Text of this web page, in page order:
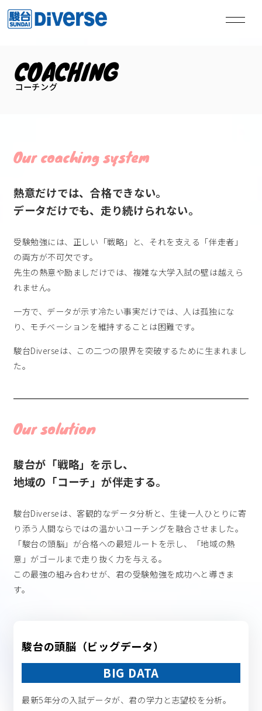
私たちは、
TOP
トップページ
Coaching
コーチング
Access
教室一覧
FAQ
Blog
ブログ
お問い合わせはこちら
検索
COACHING
コーチング
Our coaching system
熱意だけでは、合格できない。
データだけでも、走り続けられない。
受験勉強には、正しい「戦略」と、それを支える「伴走者」
の両方が不可欠です。
先生の熱意や励ましだけでは、複雑な大学入試の壁は越えら
れません。
一方で、データが示す冷たい事実だけでは、人は孤独にな
り、 モチベーションを維持することは困難です。
駿台Diverseは、この二つの限界を突破するために生まれまし
た。
Our solution
駿台が「戦略」を示し、
地域の「コーチ」が伴走する。
駿台Diverseは、客観的なデータ分析と、生徒一人ひとりに寄
り添う人間ならではの温かいコーチングを融合させました。
「駿台の頭脳」が合格への最短ルートを示し、「地域の熱
意」がゴールまで走り抜く力を与える。
この最強の組み合わせが、君の受験勉強を成功へと導きま
す。
駿台の頭脳（ビッグデータ）
BIG DATA
最新5年分の入試データが、君の学力と志望校を分析。